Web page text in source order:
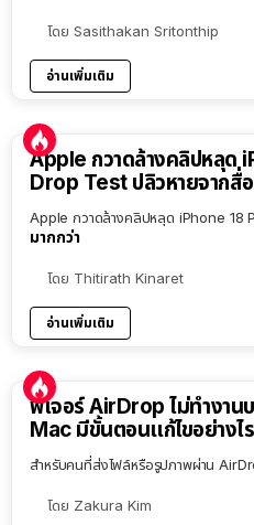
โดย Sasithakan Sritonthip
อ่านเพิ่มเติม
Apple กวาดล้างคลิปหลุด
Drop Test ปลิวหายจากสื่อ
Apple กวาดล้างคลิปหลุด iPhone 18
มากกว่า
โดย Thitirath Kinaret
อ่านเพิ่มเติม
ฟีเจอร์ AirDrop ไม่ทำงา
Mac มีขั้นตอนแก้ไขอย่างไร
สำหรับคนที่ส่งไฟล์หรือรูปภาพผ่าน
โดย Zakura Kim